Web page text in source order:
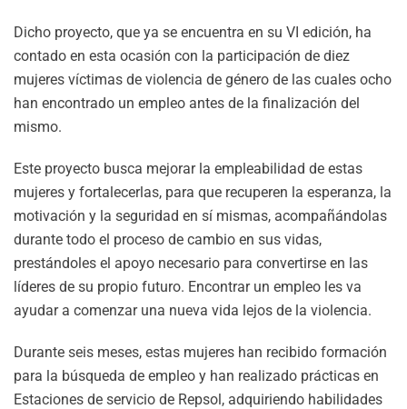
Dicho proyecto, que ya se encuentra en su VI edición, ha
contado en esta ocasión con la participación de diez
mujeres víctimas de violencia de género de las cuales ocho
han encontrado un empleo antes de la finalización del
mismo.
Este proyecto busca mejorar la empleabilidad de estas
mujeres y fortalecerlas, para que recuperen la esperanza, la
motivación y la seguridad en sí mismas, acompañándolas
durante todo el proceso de cambio en sus vidas,
prestándoles el apoyo necesario para convertirse en las
líderes de su propio futuro. Encontrar un empleo les va
ayudar a comenzar una nueva vida lejos de la violencia.
Durante seis meses, estas mujeres han recibido formación
para la búsqueda de empleo y han realizado prácticas en
Estaciones de servicio de Repsol, adquiriendo habilidades